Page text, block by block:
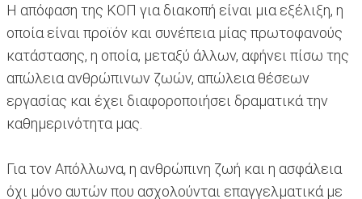
Η απόφαση της ΚΟΠ για διακοπή είναι μια εξέλιξη, η
οποία είναι προϊόν και συνέπεια μίας πρωτοφανούς
κατάστασης, η οποία, μεταξύ άλλων, αφήνει πίσω της
απώλεια ανθρώπινων ζωών, απώλεια θέσεων
εργασίας και έχει διαφοροποιήσει δραματικά την
καθημερινότητα μας.
Για τον Απόλλωνα, η ανθρώπινη ζωή και η ασφάλεια
όχι μόνο αυτών που ασχολούνται επαγγελματικά με